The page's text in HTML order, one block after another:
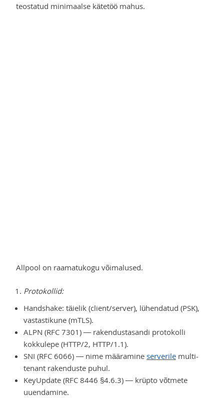
teostatud minimaalse kätetöö mahus.
Allpool on raamatukogu võimalused.
Protokollid:
Handshake: täielik (client/server), lühendatud (PSK),
vastastikune (mTLS).
ALPN (RFC 7301) — rakendustasandi protokolli
kokkulepe (HTTP/2, HTTP/1.1).
SNI (RFC 6066) — nime määramine serverile multi-
tenant rakenduste puhul.
KeyUpdate (RFC 8446 §4.6.3) — krüpto võtmete
uuendamine.